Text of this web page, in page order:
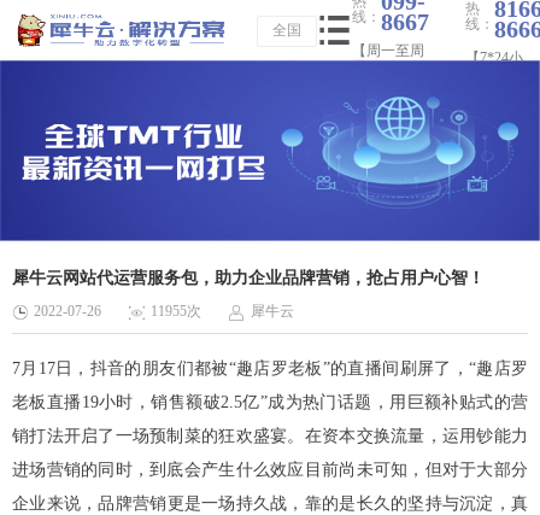
全国
线： 8667
【周一至周
日 09：00-
热
线：
【7*24小
犀牛云网站代运营服务包，助力企业品牌营销，抢占用户心智！
2022-07-26 11955次 犀牛云
7月17日，抖音的朋友们都被“趣店罗老板”的直播间刷屏了，“趣店罗
老板直播19小时，销售额破2.5亿”成为热门话题，用巨额补贴式的营
销打法开启了一场预制菜的狂欢盛宴。在资本交换流量，运用钞能力
进场营销的同时，到底会产生什么效应目前尚未可知，但对于大部分
企业来说，品牌营销 更是一场持久战，靠的是长久的坚持与沉淀，真